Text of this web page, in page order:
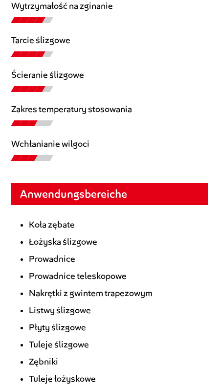
Wytrzymałość na zginanie
Tarcie ślizgowe
Ścieranie ślizgowe
Zakres temperatury stosowania
Wchłanianie wilgoci
Anwendungsbereiche
Koła zębate
Łożyska ślizgowe
Prowadnice
Prowadnice teleskopowe
Nakrętki z gwintem trapezowym
Listwy ślizgowe
Płyty ślizgowe
Tuleje ślizgowe
Zębniki
Tuleje łożyskowe